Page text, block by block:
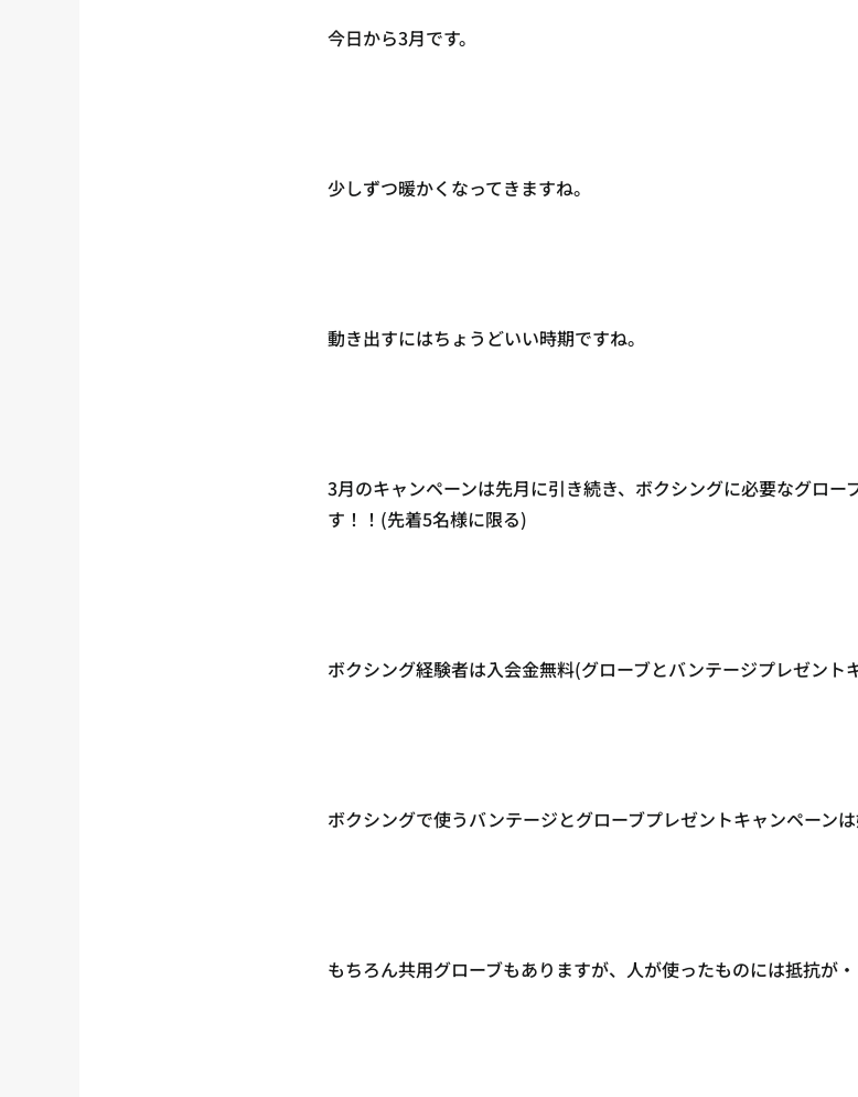
今日から3月です。
少しずつ暖かくなってきますね。
動き出すにはちょうどいい時期ですね。
3月のキャンペーンは先月に引き続き、ボクシングに必要なグロー
す！！(先着5名様に限る)
ボクシング経験者は入会金無料(グローブとバンテージプレゼント
ボクシングで使うバンテージとグローブプレゼントキャンペーンは
もちろん共用グローブもありますが、人が使ったものには抵抗が・